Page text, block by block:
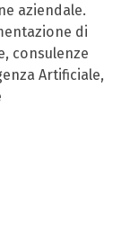
aziendale.
di
consulenze
Artificiale,